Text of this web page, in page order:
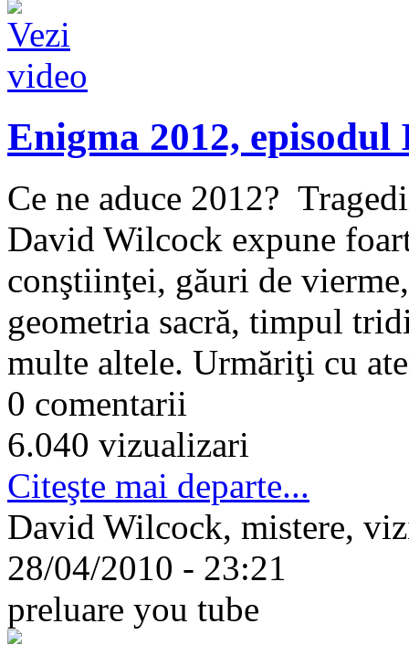
Enigma 2012, episodul
Ce ne aduce 2012?
David Wilcock expune
conştiinţei, găuri de
geometria sacră, timpul
multe altele. Urmăriţi cu
0 comentarii
6.040 vizualizari
Citeşte mai departe...
David Wilcock, mistere,
28/04/2010 - 23:21
preluare you tube